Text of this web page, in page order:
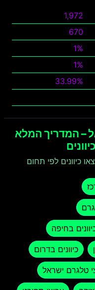
1,972
670
1%
1%
33.99%
– המדריך המלא
כיוונים לפי תחום
בחיפה
כיוונים בדרום
טלגרם ישראל